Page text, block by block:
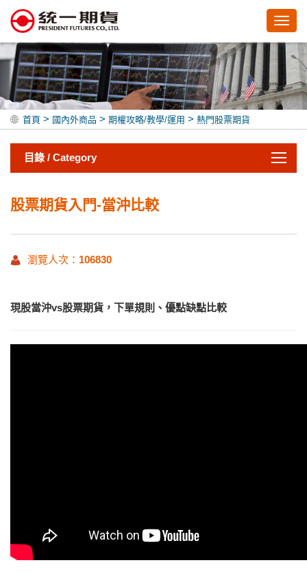
首頁 > 國內外商品 > 期權攻略/教學/運用 > 熱門股票期貨
目錄 / Category
股票期貨入門-當沖比較
瀏覽人次： 106830
現股當沖vs股票期貨，下單規則、優點缺點比較